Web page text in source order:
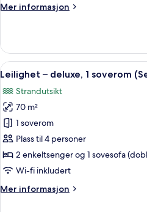
(Sea
View
-
2+2)
Mer informasjon
Mer
–
deluxe,
1
soverom
(Sea
or
Pool
View
2+2)
Åpne
alle
bildene
av
Leilighet
–
deluxe,
1
(Sea
6
Leilighet – deluxe, 1 soverom
Strandutsikt
70 m²
1 soverom
Plass til 4 personer
2 enkeltsenger og 1 sovesofa
Wi-fi inkludert
Mer informasjon
Mer